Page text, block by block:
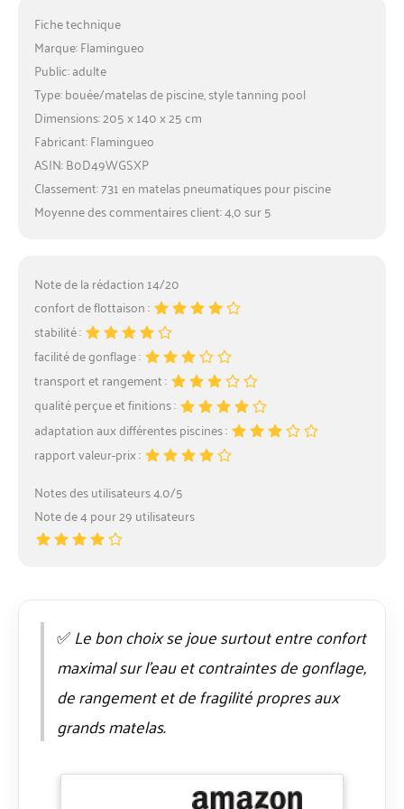
Fiche technique
Marque: Flamingueo
Public: adulte
Type: bouée/matelas de piscine, style tanning pool
Dimensions: 205 x 140 x 25 cm
Fabricant: Flamingueo
ASIN: B0D49WGSXP
Classement: 731 en matelas pneumatiques pour piscine
Moyenne des commentaires client: 4,0 sur 5
Note de la rédaction 14/20
confort de flottaison :
stabilité :
facilité de gonflage :
transport et rangement :
qualité perçue et finitions :
adaptation aux différentes piscines :
rapport valeur-prix :
Notes des utilisateurs 4.0/5
Note de 4 pour 29 utilisateurs
✅Le bon choix se joue surtout entre confort
maximal sur l’eau et contraintes de gonflage,
de rangement et de fragilité propres aux
grands matelas.